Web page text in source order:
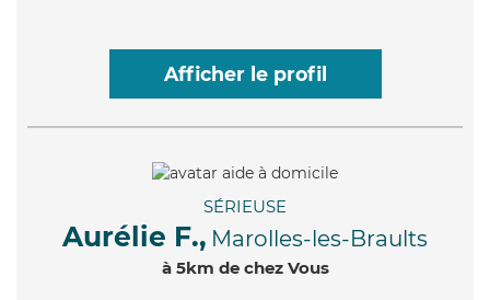
Afficher le profil
SÉRIEUSE
Aurélie F., Marolles-les-Braults
à 5km de chez Vous